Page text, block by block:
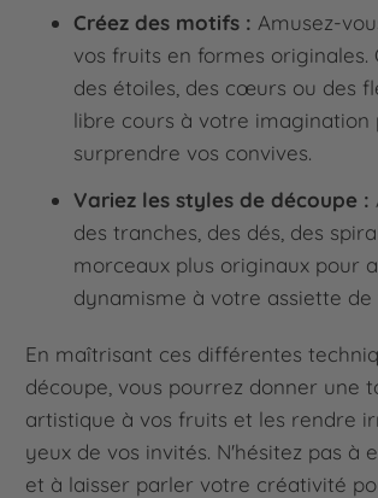
Créez des motifs : Amusez-
vos fruits en formes originales.
des étoiles, des cœurs ou des
libre cours à votre imagination
surprendre vos convives.
Variez les styles de découpe :
des tranches, des dés, des
morceaux plus originaux pour
dynamisme à votre assiette de
En maîtrisant ces différentes
découpe, vous pourrez donner une
artistique à vos fruits et les rendre
yeux de vos invités. N'hésitez pas à
et à laisser parler votre créativité